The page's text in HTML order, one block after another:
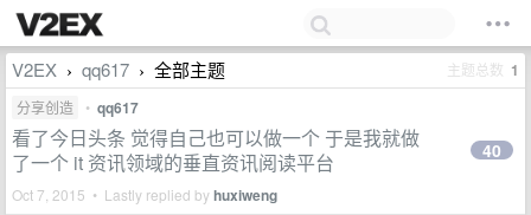
V2EX › qq617 › 全部主题 主题总数 1
分享创造 • qq617
看了今日头条 觉得自己也可以做一个 于是我就做
了一个 it 资讯领域的垂直资讯阅读平台
Oct 7, 2015 • Lastly replied byhuxiweng
40